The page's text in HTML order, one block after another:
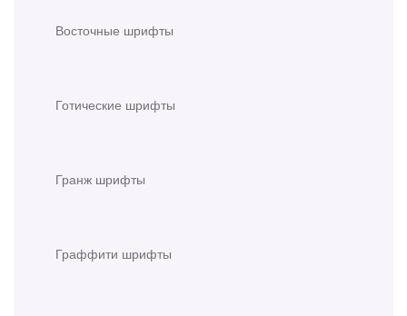
Восточные шрифты
Готические шрифты
Гранж шрифты
Граффити шрифты